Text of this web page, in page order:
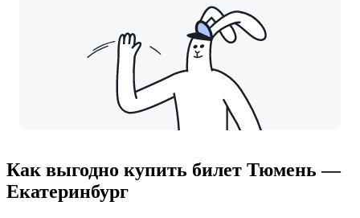
Как выгодно купить билет Тюмень —
Екатеринбург